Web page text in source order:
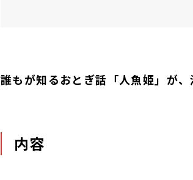
誰もが知るおとぎ話「人魚姫」が、
内容